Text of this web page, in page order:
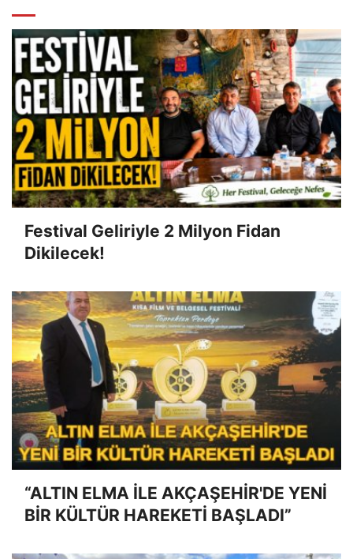
Festival Geliriyle 2 Milyon Fidan
Dikilecek!
“ALTIN ELMA İLE AKÇAŞEHİR'DE YENİ
BİR KÜLTÜR HAREKETİ BAŞLADI”